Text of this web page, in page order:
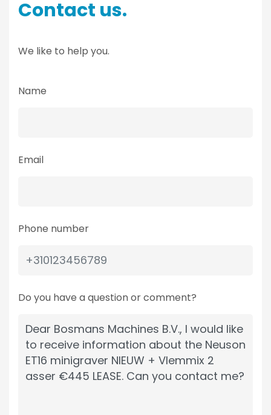
Contact us.
We like to help you.
Name
Email
Phone number
Do you have a question or comment?